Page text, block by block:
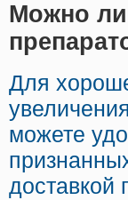
Можно ли
Для
можете
доставкой